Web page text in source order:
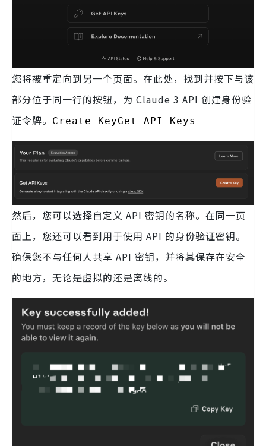
您将被重定向到另一个页面。在此处，找到并按下与该
部分位于同一行的按钮，为 Claude 3 API 创建身份验
证令牌。
Create KeyGet API Keys
然后，您可以选择自定义 API 密钥的名称。在同一页
面上，您还可以看到用于使用 API 的身份验证密钥。
确保您不与任何人共享 API 密钥，并将其保存在安全
的地方，无论是虚拟的还是离线的。